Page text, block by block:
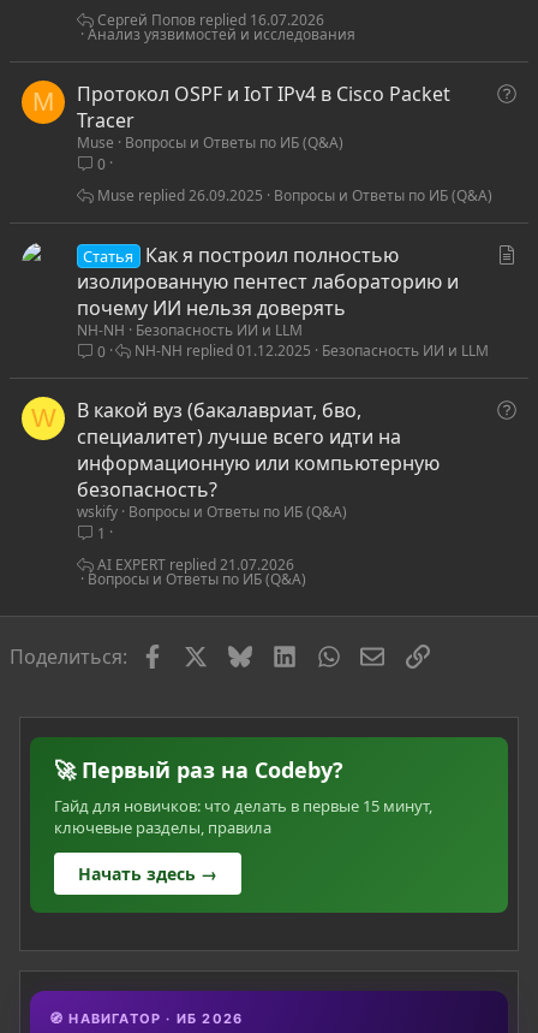
Анализ уязвимостей и исследования
16.07.2026
Сергей Попов
M
В
с
Протокол OSPF и IoT IPv4 в Cisco Packet
Tracer
Muse
Вопросы и Ответы по ИБ (Q&A)
0
Вопросы и Ответы по ИБ (Q&A)
26.09.2025
Muse
я
Статья
Как я построил полностью
изолированную пентест лабораторию и
почему ИИ нельзя доверять
NH-NH
Безопасность ИИ и LLM
0
Безопасность ИИ и LLM
01.12.2025
NH-NH
W
В
В какой вуз (бакалавриат, бво,
специалитет) лучше всего идти на
информационную или компьютерную
безопасность?
wskify Вопросы и Ответы по ИБ (Q&A)
1
Вопросы и Ответы по ИБ (Q&A)
21.07.2026
AI EXPERT
Поделиться: FacebookBlueskyLinkedInWhatsAppЭлектронная
Ссылка
🚀 Первый раз на Codeby?
Гайд для новичков: что делать в первые 15 минут,
ключевые разделы, правила
Начать здесь →
🧭 НАВИГАТОР · ИБ 2026